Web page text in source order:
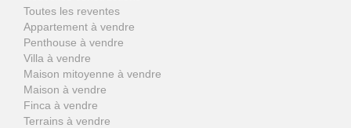
Toutes les reventes
Appartement à vendre
Penthouse à vendre
Villa à vendre
Maison mitoyenne à vendre
Maison à vendre
Finca à vendre
Terrains à vendre